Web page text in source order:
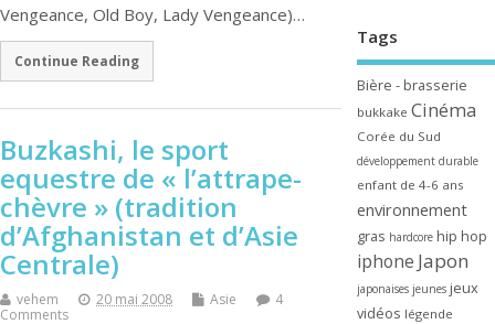
Vengeance, Old Boy, Lady Vengeance)…
Continue Reading
Buzkashi, le sport
equestre de « l’attrape-
chèvre » (tradition
d’Afghanistan et d’Asie
Centrale)
vehem 20 mai 2008 Asie
4
Comments
Tags
Bière - brasserie
bukkake Cinéma
Corée du Sud
développement durable
enfant de 4-6 ans
environnement
gras hardcore hip hop
iphone Japon
japonaises jeunes jeux
vidéos légende